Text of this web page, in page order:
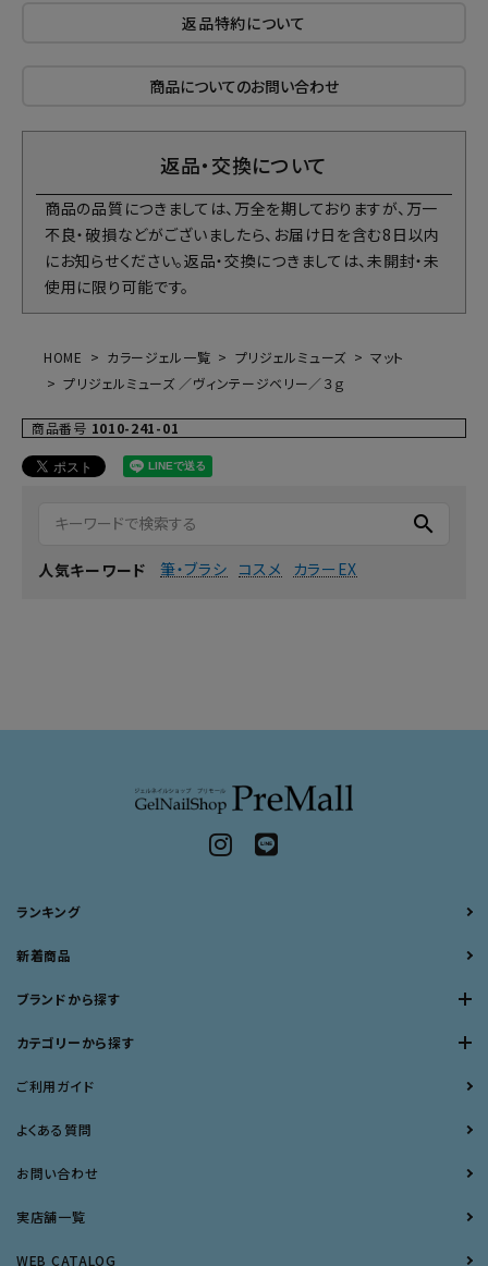
返品特約について
商品についてのお問い合わせ
返品・交換について
商品の品質につきましては、万全を期しておりますが、万一
不良・破損などがございましたら、お届け日を含む8日以内
にお知らせください。返品・交換につきましては、未開封・未
使用に限り可能です。
HOME カラージェル一覧 プリジェルミューズ
マット
プリジェルミューズ ／ヴィンテージベリー／３ｇ
商品番号 1010-241-01
search
人気キーワード 筆・ブラシ コスメ カラーEX
ランキング
新着商品
ブランドから探す
カテゴリーから探す
ご利用ガイド
よくある質問
お問い合わせ
実店舗一覧
WEB CATALOG